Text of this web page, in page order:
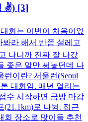
✌️) [3]
회는 이번이 처음이었
라 해서 반쯤 설레고
나니까 진짜 잘 나갔
좋은 말만 써놓던데 나
이란? 서울런(Seoul
대회임. 매년 열리는
수 시작하면 금방 마감
(21.1km)로 나뉨. 접근
장소로 많이들 추천